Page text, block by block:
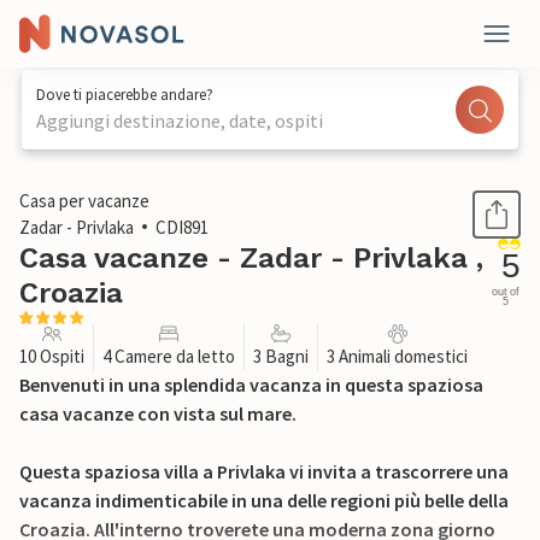
Dove ti piacerebbe andare?
Aggiungi destinazione, date, ospiti
1 / 45
Casa per vacanze
Zadar - Privlaka
CDI891
Casa vacanze - Zadar - Privlaka ,
Croazia
5
out of
5
10 Ospiti 4 Camere da letto 3 Bagni 3 Animali domestici
Benvenuti in una splendida vacanza in questa spaziosa
casa vacanze con vista sul mare.
Questa spaziosa villa a Privlaka vi invita a trascorrere una
vacanza indimenticabile in una delle regioni più belle della
Croazia. All'interno troverete una moderna zona giorno